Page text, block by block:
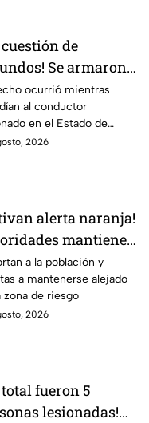
cuestión de
Se armaron
en plena
ocurrió mientras
al conductor
en el Estado de
2026
alerta naranja!
mantienen
ante la
volcánica
a la población y
a mantenerse alejado
zona de riesgo
2026
total fueron 5
lesionadas!